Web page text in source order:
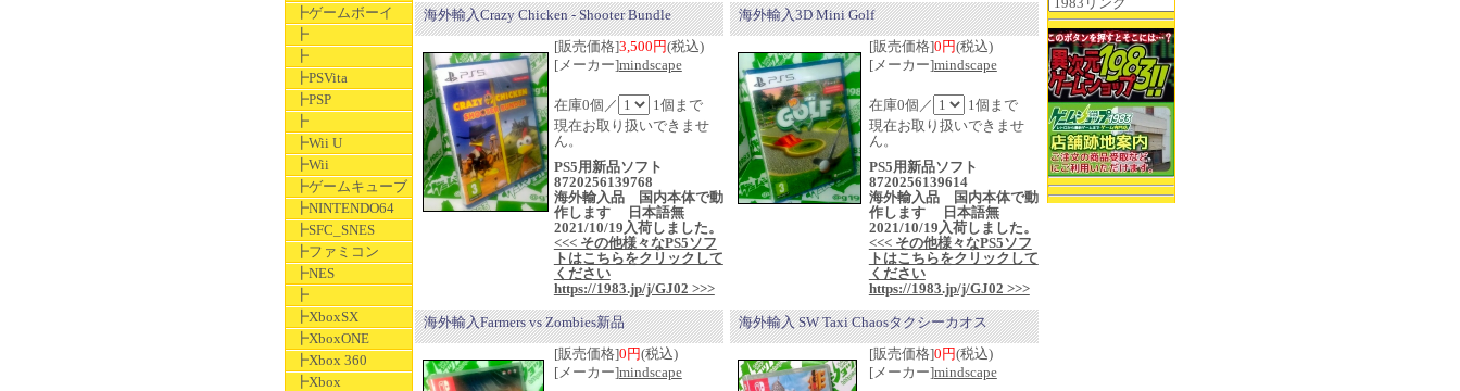
┣ゲームボーイ
┣
┣
┣PSVita
┣PSP
┣
┣Wii U
┣Wii
┣ゲームキューブ
┣NINTENDO64
┣SFC_SNES
┣ファミコン
┣NES
┣
┣XboxSX
┣XboxONE
┣Xbox 360
┣Xbox
海外輸入Crazy Chicken - Shooter Bundle
[販売価格]3,500円(税込)
[メーカー]mindscape
在庫0個／
1個まで
現在お取り扱いできませ
ん。
PS5用新品ソフト
8720256139768
海外輸入品 国内本体で動
作します 日本語無
2021/10/19入荷しました。
<<< その他様々なPS5ソフ
トはこちらをクリックして
ください
https://1983.jp/j/GJ02 >>>
海外輸入3D Mini Golf
[販売価格]0円(税込)
[メーカー]mindscape
在庫0個／
1個まで
現在お取り扱いできませ
ん。
PS5用新品ソフト
8720256139614
海外輸入品 国内本体で動
作します 日本語無
2021/10/19入荷しました。
<<< その他様々なPS5ソフ
トはこちらをクリックして
ください
https://1983.jp/j/GJ02 >>>
海外輸入Farmers vs Zombies新品
[販売価格]0円(税込)
[メーカー]mindscape
海外輸入 SW Taxi Chaosタクシーカオス
[販売価格]0円(税込)
[メーカー]mindscape